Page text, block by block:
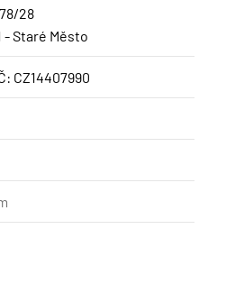
28
- Staré Město
CZ14407990